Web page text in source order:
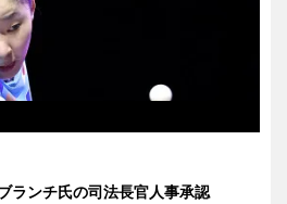
ランチ氏の司法長官人事承認